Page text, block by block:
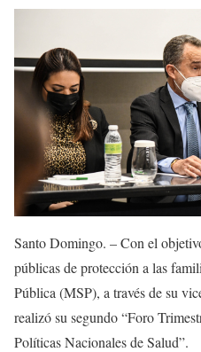
Santo Domingo. – Con el
públicas de protección a las
Pública (MSP), a través de su
realizó su segundo “Foro
Políticas Nacionales de Salud”.